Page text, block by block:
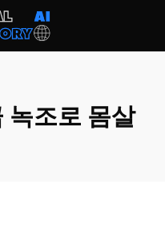
녹조로 몸살